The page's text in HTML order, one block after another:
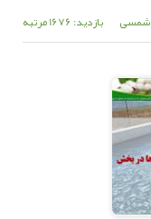
شمسی بازدید: 1676 مرتبه